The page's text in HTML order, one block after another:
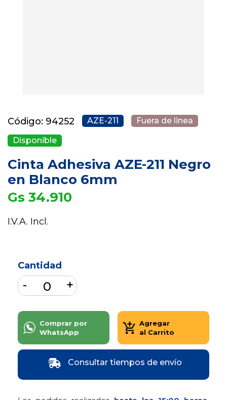
Código: 94252 AZE-211 Fuera de linea
Disponible
Cinta Adhesiva AZE-211 Negro
en Blanco 6mm
Gs 34.910
I.V.A. Incl.
Cantidad
Comprar por
WhatsApp
Agregar
al Carrito
Consultar tiempos de envío